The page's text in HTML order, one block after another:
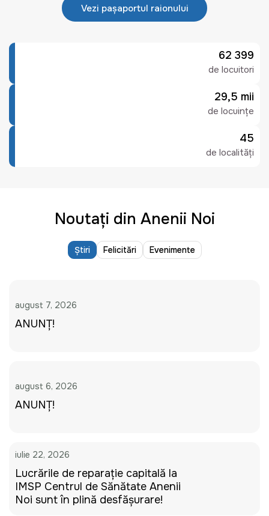
Vezi pașaportul raionului
62 399
de locuitori
29,5 mii
de locuințe
45
de localități
Noutați din Anenii Noi
Știri Felicitări Evenimente
august 7, 2026
ANUNȚ!
august 6, 2026
ANUNȚ!
iulie 22, 2026
Lucrările de reparație capitală la
IMSP Centrul de Sănătate Anenii
Noi sunt în plină desfășurare!